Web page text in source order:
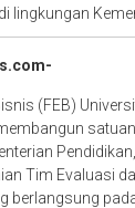
lingkungan
(FEB)
Tim Evaluasi
berlangsung